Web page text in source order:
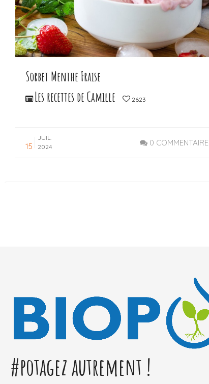
Sorbet Menthe Fraise
Les recettes de Camille
2623
15
JUIL.
2024
0 COMMENTAIRE
#potagez autrement !